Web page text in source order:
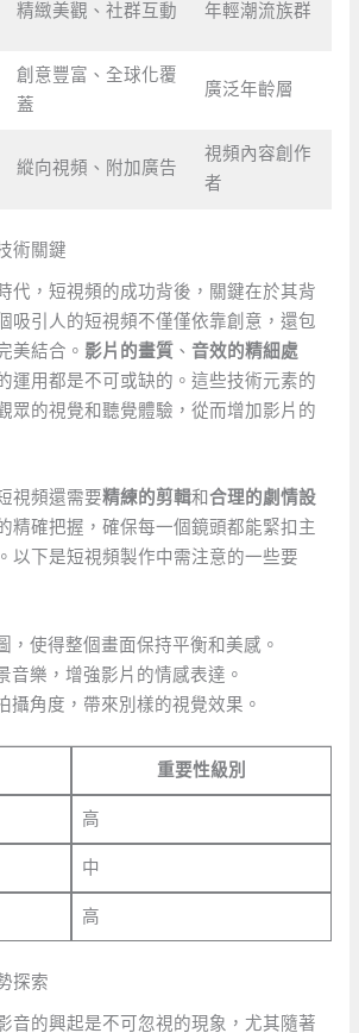
精緻美觀、社群互動 年輕潮流族群
創意豐富、全球化覆
蓋
廣泛年齡層
縱向視頻、附加廣告
視頻內容創作
者
術關鍵
代，短視頻的成功背後，關鍵在於其背
吸引人的短視頻不僅僅依靠創意，還包
美結合。 影片的畫質 、音效的精細處
運用都是不可或缺的。這些技術元素的
眾的視覺和聽覺體驗，從而增加影片的
視頻還需要精練的剪輯和合理的劇情設
精確把握，確保每一個鏡頭都能緊扣主
以下是短視頻製作中需注意的一些要
，使得整個畫面保持平衡和美感。
音樂，增強影片的情感表達。
攝角度，帶來別樣的視覺效果。
重要性級別
高
中
高
探索
音的興起是不可忽視的現象，尤其隨著